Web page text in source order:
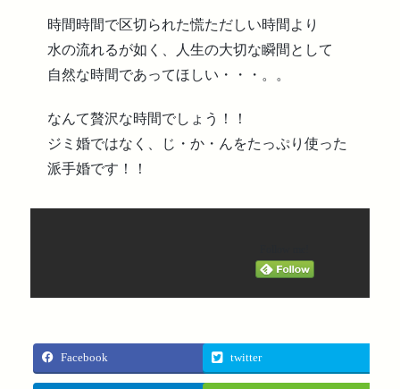
時間時間で区切られた慌ただしい時間より
水の流れるが如く、人生の大切な瞬間として
自然な時間であってほしい・・・。。
なんて贅沢な時間でしょう！！
ジミ婚ではなく、じ・か・んをたっぷり使った
派手婚です！！
Facebook twitter